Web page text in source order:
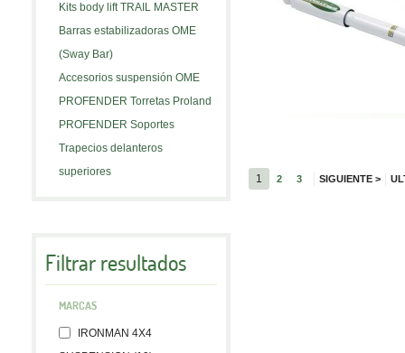
Kits body lift TRAIL MASTER
Barras estabilizadoras OME
(Sway Bar)
Accesorios suspensión OME
PROFENDER Torretas Proland
PROFENDER Soportes
Trapecios delanteros
superiores
Filtrar resultados
MARCAS
IRONMAN 4X4
1 2 3 SIGUIENTE >